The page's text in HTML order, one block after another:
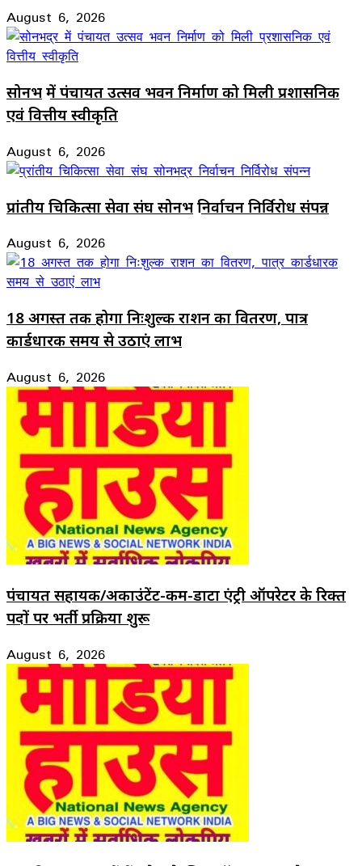
August 6, 2026
सोनभद्र में पंचायत उत्सव भवन निर्माण को मिली प्रशासनिक
एवं वित्तीय स्वीकृति
August 6, 2026
प्रांतीय चिकित्सा सेवा संघ सोनभद्र निर्वाचन निर्विरोध संपन्न
August 6, 2026
18 अगस्त तक होगा निःशुल्क राशन का वितरण, पात्र
कार्डधारक समय से उठाएं लाभ
August 6, 2026
पंचायत सहायक/अकाउंटेंट-कम-डाटा एंट्री ऑपरेटर के रिक्त
पदों पर भर्ती प्रक्रिया शुरू
August 6, 2026